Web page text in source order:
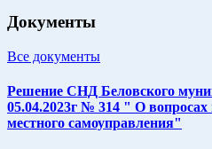
Документы
Все документы
Решение СНД Беловского
05.04.2023г № 314 " О вопросах
местного самоуправления"